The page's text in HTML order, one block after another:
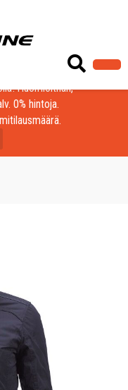
seurasi tai
Huomioithan,
0% hintoja.